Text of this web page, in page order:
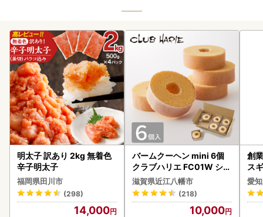
明太子 訳あり 2kg 無着色
辛子明太子
福岡県田川市
(298)
14,000
バームクーヘン mini 6個
クラブハリエ FC01W シェ
アボックス バウムクーヘ
ン
滋賀県近江八幡市
(218)
10,000
創
ス
み
惣
ン
愛